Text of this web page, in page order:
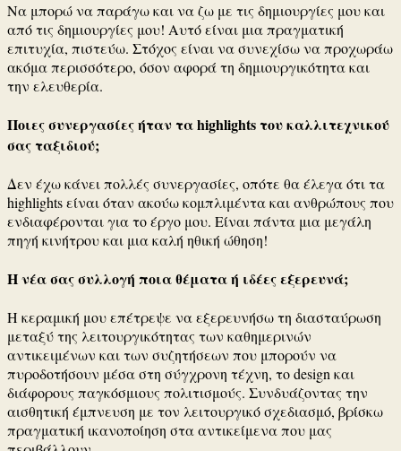
Να μπορώ να παράγω και να ζω με τις δημιουργίες μου και
από τις δημιουργίες μου! Αυτό είναι μια πραγματική
επιτυχία, πιστεύω. Στόχος είναι να συνεχίσω να προχωράω
ακόμα περισσότερο, όσον αφορά τη δημιουργικότητα και
την ελευθερία.
Ποιες συνεργασίες ήταν τα highlights του καλλιτεχνικού
σας ταξιδιού;
Δεν έχω κάνει πολλές συνεργασίες, οπότε θα έλεγα ότι τα
highlights είναι όταν ακούω κομπλιμέντα και ανθρώπους που
ενδιαφέρονται για το έργο μου. Είναι πάντα μια μεγάλη
πηγή κινήτρου και μια καλή ηθική ώθηση!
Η νέα σας συλλογή ποια θέματα ή ιδέες εξερευνά;
Η κεραμική μου επέτρεψε να εξερευνήσω τη διασταύρωση
μεταξύ της λειτουργικότητας των καθημερινών
αντικειμένων και των συζητήσεων που μπορούν να
πυροδοτήσουν μέσα στη σύγχρονη τέχνη, το design και
διάφορους παγκόσμιους πολιτισμούς. Συνδυάζοντας την
αισθητική έμπνευση με τον λειτουργικό σχεδιασμό, βρίσκω
πραγματική ικανοποίηση στα αντικείμενα που μας